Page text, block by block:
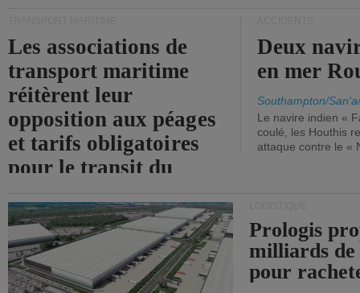
Les associations de
transport maritime
réitèrent leur
opposition aux péages
et tarifs obligatoires
pour le transit du
Deux
en mer
Southampton/
Le navire indien «
coulé, les Houthis
attaque contre le «
Prologis
milliards
pour